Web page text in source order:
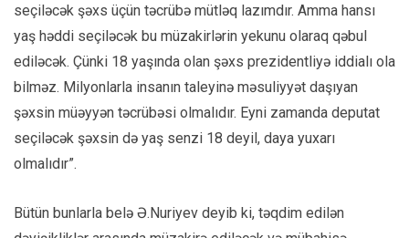
seçiləcək şəxs üçün təcrübə mütləq lazımdır. Amma hansı
yaş həddi seçiləcək bu müzakirlərin yekunu olaraq qəbul
ediləcək. Çünki 18 yaşında olan şəxs prezidentliyə iddialı ola
bilməz. Milyonlarla insanın taleyinə məsuliyyət daşıyan
şəxsin müəyyən təcrübəsi olmalıdır. Eyni zamanda deputat
seçiləcək şəxsin də yaş senzi 18 deyil, daya yuxarı
olmalıdır”.
Bütün bunlarla belə Ə.Nuriyev deyib ki, təqdim edilən